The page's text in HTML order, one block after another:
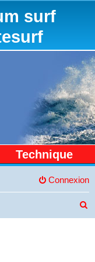
surf
Technique
Connexion